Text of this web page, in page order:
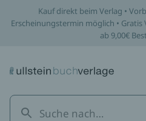
Kauf direkt beim Verlag •
Erscheinungstermin möglich •
ab 9,00€